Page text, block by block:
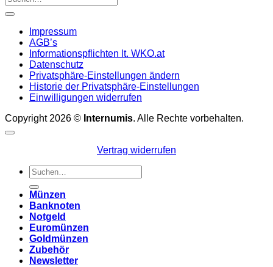
Impressum
AGB’s
Informationspflichten lt. WKO.at
Datenschutz
Privatsphäre-Einstellungen ändern
Historie der Privatsphäre-Einstellungen
Einwilligungen widerrufen
Copyright 2026 © Internumis. Alle Rechte vorbehalten.
Vertrag widerrufen
Suchen
nach:
Münzen
Banknoten
Notgeld
Euromünzen
Goldmünzen
Zubehör
Newsletter